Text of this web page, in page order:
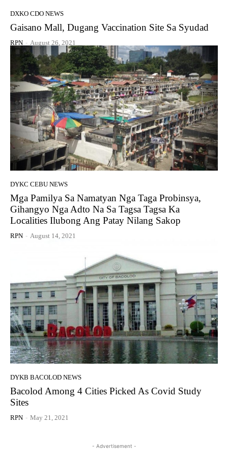
DXKO CDO NEWS
Gaisano Mall, Dugang Vaccination Site Sa Syudad
RPN - August 26, 2021
DYKC CEBU NEWS
Mga Pamilya Sa Namatyan Nga Taga Probinsya,
Gihangyo Nga Adto Na Sa Tagsa Tagsa Ka
Localities Ilubong Ang Patay Nilang Sakop
RPN - August 14, 2021
DYKB BACOLOD NEWS
Bacolod Among 4 Cities Picked As Covid Study
Sites
RPN - May 21, 2021
- Advertisement -